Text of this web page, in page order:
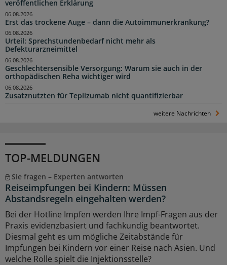
veröffentlichen Erklärung
Erst das trockene Auge – dann die Autoimmunerkrankung?
06.08.2026
Urteil: Sprechstundenbedarf nicht mehr als
Defekturarzneimittel
06.08.2026
Geschlechtersensible Versorgung: Warum sie auch in der
orthopädischen Reha wichtiger wird
06.08.2026
Zusatznutzten für Teplizumab nicht quantifizierbar
06.08.2026
weitere Nachrichten
TOP-MELDUNGEN
Sie fragen – Experten antworten
Reiseimpfungen bei Kindern: Müssen
Abstandsregeln eingehalten werden?
Bei der Hotline Impfen werden Ihre Impf-Fragen aus der
Praxis evidenzbasiert und fachkundig beantwortet.
Diesmal geht es um mögliche Zeitabstände für
Impfungen bei Kindern vor einer Reise nach Asien. Und
welche Rolle spielt die Injektionsstelle?